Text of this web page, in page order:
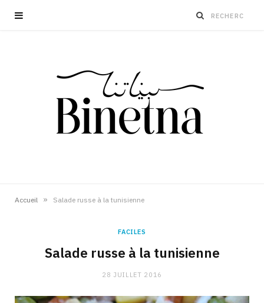
Accueil » Salade russe à la tunisienne
FACILES
Salade russe à la tunisienne
28 JUILLET 2016